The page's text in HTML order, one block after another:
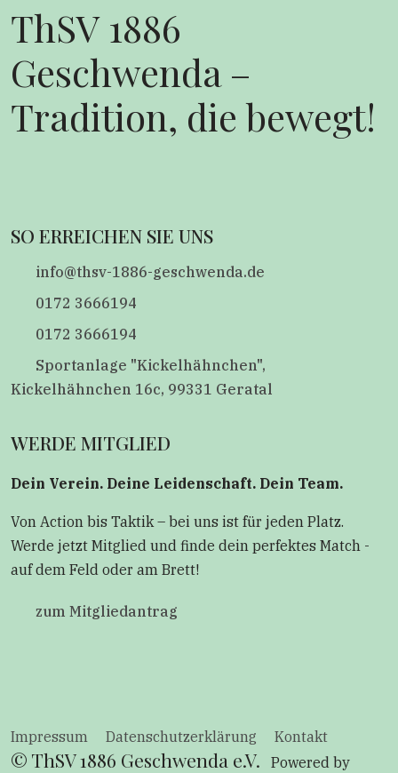
ThSV 1886
Geschwenda –
Tradition, die bewegt!
SO ERREICHEN SIE UNS
info@thsv-1886-geschwenda.de
0172 3666194
0172 3666194
Sportanlage "Kickelhähnchen",
Kickelhähnchen 16c, 99331 Geratal
WERDE MITGLIED
Dein Verein. Deine Leidenschaft. Dein Team.
Von Action bis Taktik – bei uns ist für jeden Platz.
Werde jetzt Mitglied und finde dein perfektes Match -
auf dem Feld oder am Brett!
zum Mitgliedantrag
Impressum Datenschutzerklärung Kontakt
© ThSV 1886 Geschwenda e.V. Powered by